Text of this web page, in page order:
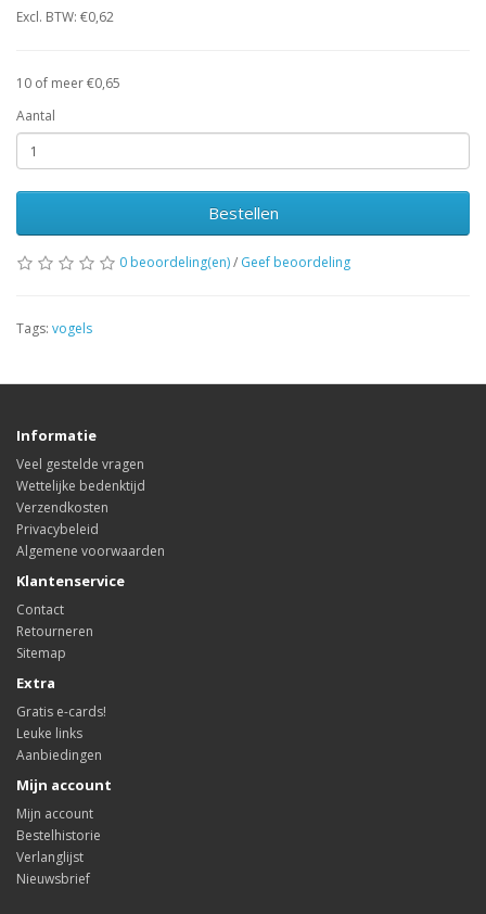
Excl. BTW: €0,62
10 of meer €0,65
Aantal
Bestellen
0 beoordeling(en)/ Geef beoordeling
Tags: vogels
Informatie
Veel gestelde vragen
Wettelijke bedenktijd
Verzendkosten
Privacybeleid
Algemene voorwaarden
Klantenservice
Contact
Retourneren
Sitemap
Extra
Gratis e-cards!
Leuke links
Aanbiedingen
Mijn account
Mijn account
Bestelhistorie
Verlanglijst
Nieuwsbrief